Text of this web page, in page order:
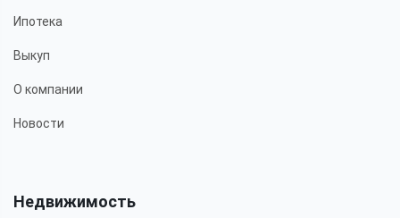
Ипотека
Выкуп
О компании
Новости
Недвижимость